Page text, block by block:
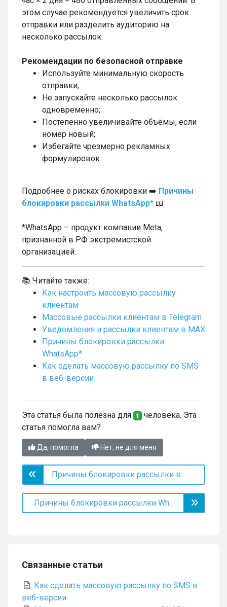
этом случае рекомендуется увеличить срок
отправки или разделить аудиторию на
несколько рассылок.
Рекомендации по безопасной отправке
Используйте минимальную скорость
отправки;
Не запускайте несколько рассылок
одновременно;
Постепенно увеличивайте объёмы, если
номер новый;
Избегайте чрезмерно рекламных
формулировок.
Подробнее о рисках блокировки ➡️ Причины
блокировки рассылки WhatsApp* 📖
*WhatsApp – продукт компании Meta,
признанной в РФ экстремистской
организацией.
📚 Читайте также:
Как настроить массовую рассылку
клиентам
Массовые рассылки клиентам в Telegram
Уведомления и рассылки клиентам в MAX
Причины блокировки рассылки
WhatsApp*
Как сделать массовую рассылку по SMS
в веб-версии
Эта статья была полезна для 1 человека. Эта
статья помогла вам?
Да, помогла Нет, не для меня
Причины блокировки рассылки в MAX
Причины блокировки рассылки WhatsApp*
Связанные статьи
Как сделать массовую рассылку по SMS в
веб-версии